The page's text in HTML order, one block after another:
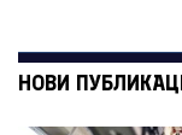
НОВИ